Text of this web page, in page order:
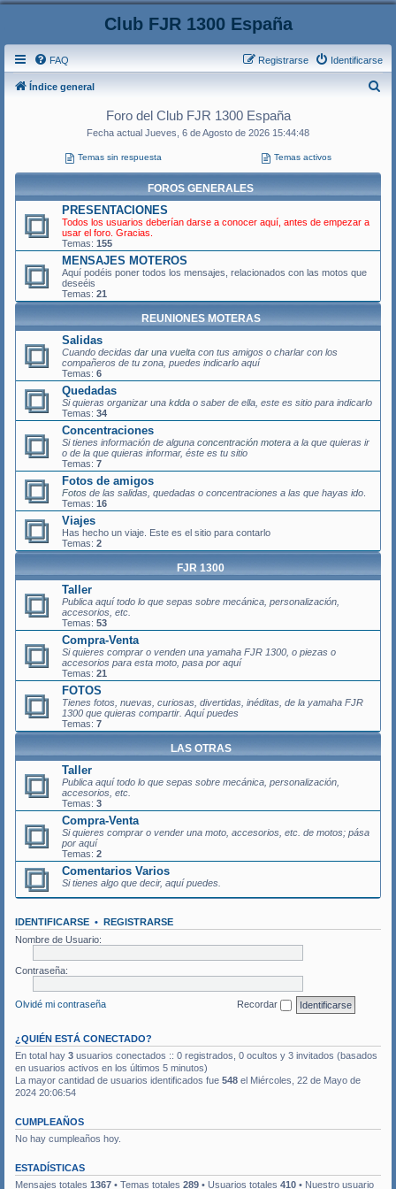
Club FJR 1300 España
FAQ Identificarse
Registrarse
Índice general
Foro del Club FJR 1300 España
Fecha actual Jueves, 6 de Agosto de 2026 15:44:48
Temas sin respuesta Temas activos
FOROS GENERALES
PRESENTACIONES
Todos los usuarios deberían darse a conocer aquí, antes de empezar a
usar el foro. Gracias.
Temas: 155
MENSAJES MOTEROS
Aquí podéis poner todos los mensajes, relacionados con las motos que
deseéis
Temas: 21
REUNIONES MOTERAS
Salidas
Cuando decidas dar una vuelta con tus amigos o charlar con los
compañeros de tu zona, puedes indicarlo aquí
Temas: 6
Quedadas
Si quieras organizar una kdda o saber de ella, este es sitio para indicarlo
Temas: 34
Concentraciones
Si tienes información de alguna concentración motera a la que quieras ir
o de la que quieras informar, éste es tu sitio
Temas: 7
Fotos de amigos
Fotos de las salidas, quedadas o concentraciones a las que hayas ido
Temas: 16
Viajes
Has hecho un viaje. Este es el sitio para contarlo
Temas: 2
FJR 1300
Taller
Publica aquí todo lo que sepas sobre mecánica, personalización,
accesorios, etc.
Temas: 53
Compra-Venta
Si quieres comprar o venden una yamaha FJR 1300, o piezas o
accesorios para esta moto, pasa por aquí
Temas: 21
FOTOS
Tienes fotos, nuevas, curiosas, divertidas, inéditas, de la yamaha FJR
1300 que quieras compartir. Aquí puedes
Temas: 7
LAS OTRAS
Taller
Publica aquí todo lo que sepas sobre mecánica, personalización,
accesorios, etc.
Temas: 3
Compra-Venta
Si quieres comprar o vender una moto, accesorios, etc. de motos; pása
por aquí
Temas: 2
Comentarios Varios
Si tienes algo que decir, aquí puedes.
IDENTIFICARSE • REGISTRARSE
Nombre de Usuario:
Contraseña:
Olvidé mi contraseña Recordar
¿QUIÉN ESTÁ CONECTADO?
En total hay 3 usuarios conectados :: 0 registrados, 0 ocultos y 3 invitados (basados
en usuarios activos en los últimos 5 minutos)
La mayor cantidad de usuarios identificados fue 548 el Miércoles, 22 de Mayo de
2024 20:06:54
CUMPLEAÑOS
No hay cumpleaños hoy.
ESTADÍSTICAS
Mensajes totales 1367 • Temas totales 289 • Usuarios totales 410 • Nuestro usuario